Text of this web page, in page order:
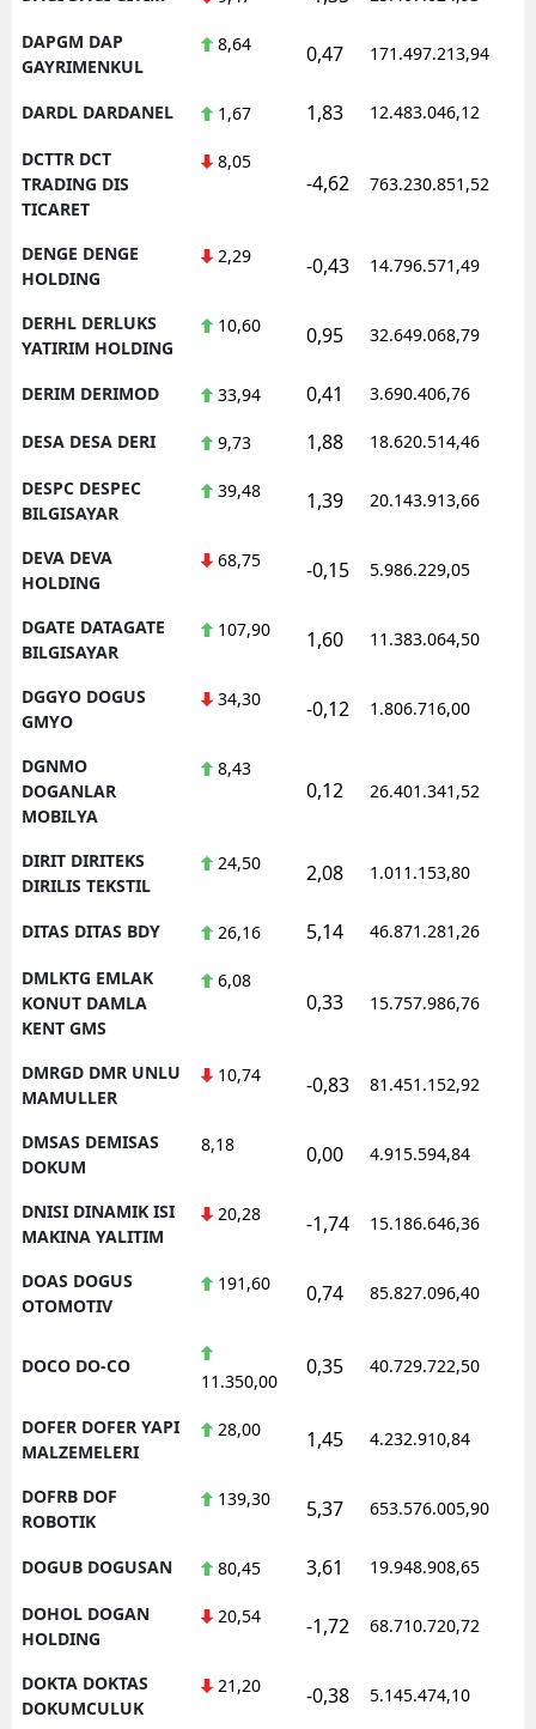
DAPGM DAP
GAYRIMENKUL
8,64 0,47 171.497.213,94
DARDL DARDANEL 1,67 1,83 12.483.046,12
DCTTR DCT
TRADING DIS
TICARET
8,05
-4,62 763.230.851,52
DENGE DENGE
HOLDING
2,29 -0,43 14.796.571,49
DERHL DERLUKS
YATIRIM HOLDING
10,60 0,95 32.649.068,79
DERIM DERIMOD 33,94 0,41 3.690.406,76
DESA DESA DERI 9,73 1,88 18.620.514,46
DESPC DESPEC
BILGISAYAR
39,48 1,39 20.143.913,66
DEVA DEVA
HOLDING
68,75 -0,15 5.986.229,05
DGATE DATAGATE
BILGISAYAR
107,90 1,60 11.383.064,50
DGGYO DOGUS
GMYO
34,30 -0,12 1.806.716,00
DGNMO
DOGANLAR
MOBILYA
8,43
0,12 26.401.341,52
DIRIT DIRITEKS
DIRILIS TEKSTIL
24,50 2,08 1.011.153,80
DITAS DITAS BDY 26,16 5,14 46.871.281,26
DMLKTG EMLAK
KONUT DAMLA
KENT GMS
6,08
0,33 15.757.986,76
DMRGD DMR UNLU
MAMULLER
10,74 -0,83 81.451.152,92
DMSAS DEMISAS
DOKUM
8,18 0,00 4.915.594,84
DNISI DINAMIK ISI
MAKINA YALITIM
20,28 -1,74 15.186.646,36
DOAS DOGUS
OTOMOTIV
191,60 0,74 85.827.096,40
DOCO DO-CO
11.350,00
0,35 40.729.722,50
DOFER DOFER YAPI
MALZEMELERI
28,00 1,45 4.232.910,84
DOFRB DOF
ROBOTIK
139,30 5,37 653.576.005,90
DOGUB DOGUSAN 80,45 3,61 19.948.908,65
DOHOL DOGAN
HOLDING
20,54 -1,72 68.710.720,72
DOKTA DOKTAS
DOKUMCULUK
21,20 -0,38 5.145.474,10